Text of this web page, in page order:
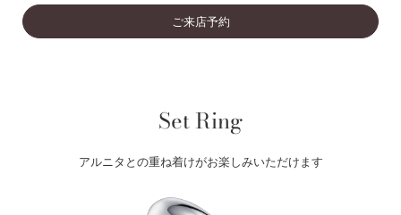
ご来店予約
Set Ring
アルニタとの重ね着けがお楽しみいただけます